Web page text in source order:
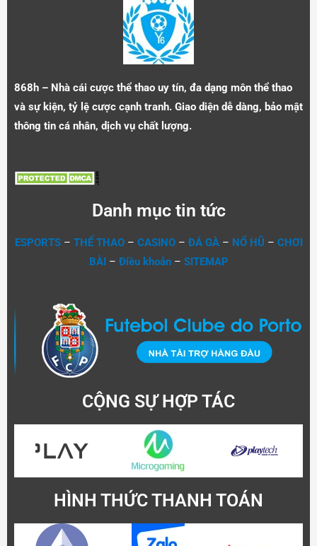
868h – Nhà cái cược thể thao uy tín, đa dạng môn thể thao
và sự kiện, tỷ lệ cược cạnh tranh. Giao diện dễ dàng, bảo mật
thông tin cá nhân, dịch vụ chất lượng.
Danh mục tin tức
ESPORTS– THỂ THAO– CASINO– ĐÁ GÀ– NỔ HŨ – CHƠI
BÀI– Điều khoản– SITEMAP
CỘNG SỰ HỢP TÁC
HÌNH THỨC THANH TOÁN